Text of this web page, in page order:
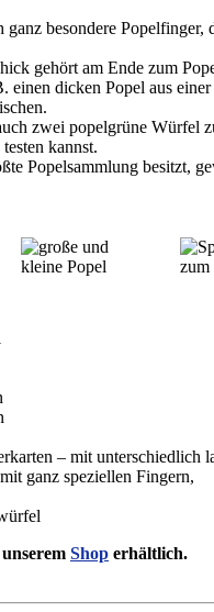
ganz besondere Popelfinger,
gehört am Ende zum
einen dicken Popel aus
zwei popelgrüne Würfel
kannst.
Popelsammlung besitzt,
– mit unterschiedlich
ganz speziellen Fingern,
Shop erhältlich.